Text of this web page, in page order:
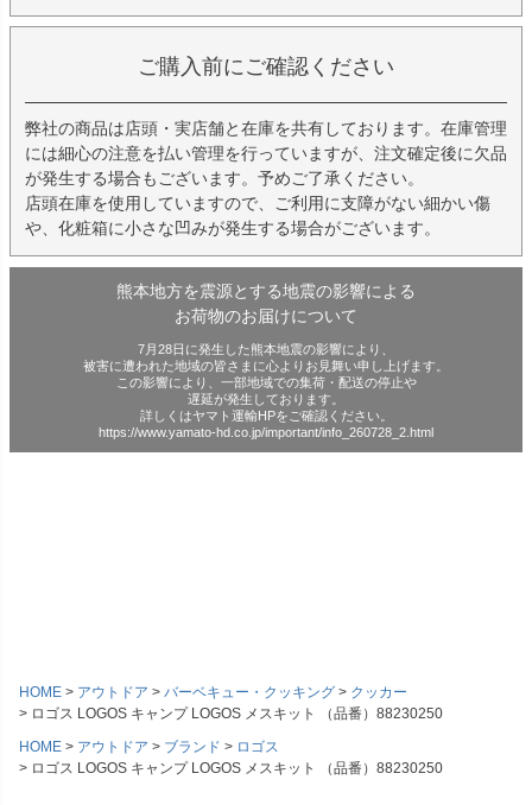
ご購入前にご確認ください
弊社の商品は店頭・実店舗と在庫を共有しております。在庫管理
には細心の注意を払い管理を行っていますが、注文確定後に欠品
が発生する場合もございます。予めご了承ください。
店頭在庫を使用していますので、ご利用に支障がない細かい傷
や、化粧箱に小さな凹みが発生する場合がございます。
熊本地方を震源とする地震の影響による
お荷物のお届けについて
7月28日に発生した熊本地震の影響により、
被害に遭われた地域の皆さまに心よりお見舞い申し上げます。
この影響により、一部地域での集荷・配送の停止や
遅延が発生しております。
詳しくはヤマト運輸HPをご確認ください。
https://www.yamato-hd.co.jp/important/info_260728_2.html
HOME アウトドア バーベキュー・クッキング
クッカー
ロゴス LOGOS キャンプ LOGOS メスキット （品番）88230250
HOME
アウトドア ブランド
ロゴス
ロゴス LOGOS キャンプ LOGOS メスキット （品番）88230250